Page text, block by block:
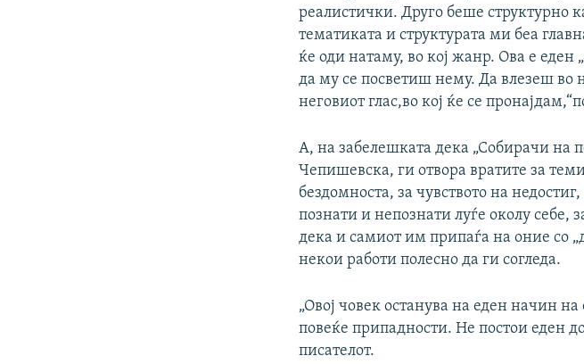
реалистички. Друго беше структурно
тематиката и структурата ми беа
ќе оди натаму, во кој жанр. Ова е еден
да му се посветиш нему. Да влезеш во
неговиот глас,во кој ќе се
А, на забелешката дека „Собирачи на
Чепишевска, ги отвора вратите за
бездомноста, за чувството на
познати и непознати луѓе околу себе,
дека и самиот им припаѓа на оние со
некои работи полесно да ги согледа.
„Овој човек останува на еден начин
повеќе припадности. Не постои еден
писателот.